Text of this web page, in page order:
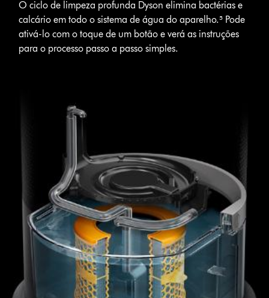
O ciclo de limpeza profunda Dyson elimina bactérias e
calcário em todo o sistema de água do aparelho.⁵ Pode
ativá-lo com o toque de um botão e verá as instruções
para o processo passo a passo simples.